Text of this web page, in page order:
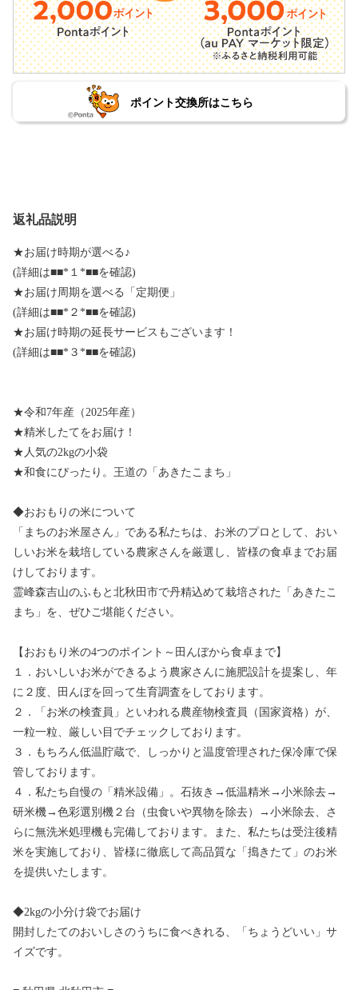
ポイント交換所はこちら
返礼品説明
★お届け時期が選べる♪
(詳細は■■*１*■■を確認)
★お届け周期を選べる「定期便」
(詳細は■■*２*■■を確認)
★お届け時期の延長サービスもございます！
(詳細は■■*３*■■を確認)
★令和7年産（2025年産）
★精米したてをお届け！
★人気の2kgの小袋
★和食にぴったり。王道の「あきたこまち」
◆おおもりの米について
「まちのお米屋さん」である私たちは、お米のプロとして、おい
しいお米を栽培している農家さんを厳選し、皆様の食卓までお届
けしております。
霊峰森吉山のふもと北秋田市で丹精込めて栽培された「あきたこ
まち」を、ぜひご堪能ください。
【おおもり米の4つのポイント～田んぼから食卓まで】
１．おいしいお米ができるよう農家さんに施肥設計を提案し、年
に２度、田んぼを回って生育調査をしております。
２．「お米の検査員」といわれる農産物検査員（国家資格）が、
一粒一粒、厳しい目でチェックしております。
３．もちろん低温貯蔵で、しっかりと温度管理された保冷庫で保
管しております。
４．私たち自慢の「精米設備」。石抜き→低温精米→小米除去→
研米機→色彩選別機２台（虫食いや異物を除去）→小米除去、さ
らに無洗米処理機も完備しております。また、私たちは受注後精
米を実施しており、皆様に徹底して高品質な「搗きたて」のお米
を提供いたします。
◆2kgの小分け袋でお届け
開封したてのおいしさのうちに食べきれる、「ちょうどいい」サ
イズです。